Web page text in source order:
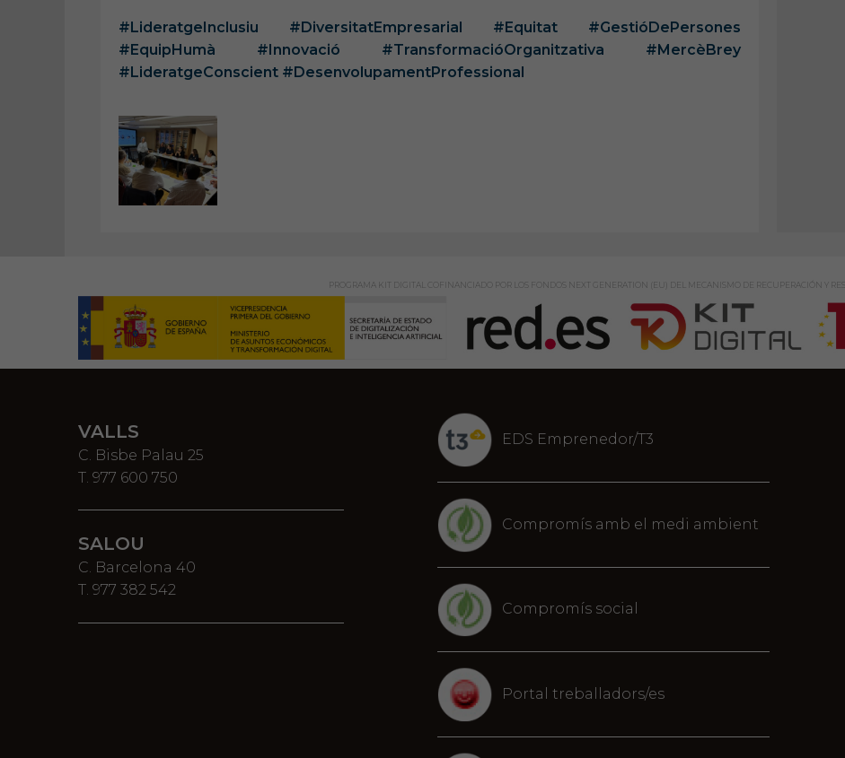
#LideratgeInclusiu #DiversitatEmpresarial #Equitat #GestióDePersones
#EquipHumà #Innovació #TransformacióOrganitzativa #MercèBrey
#LideratgeConscient #DesenvolupamentProfessional
PROGRAMA KIT DIGITAL COFINANCIADO POR LOS FONDOS NEXT GENERATION (EU) DEL MECANISMO DE RECUPERACIÓN Y
VALLS
C. Bisbe Palau 25
T. 977 600 750
SALOU
C. Barcelona 40
T. 977 382 542
EDS Emprenedor/T3
Compromís amb el medi ambient
Compromís social
Portal treballadors/es